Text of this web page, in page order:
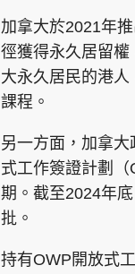
加拿大於2021年
徑獲得永久居留
大永久居民的港
課程。
另一方面，加拿
式工作簽證計劃
期。截至2024年
批。
持有OWP開放式